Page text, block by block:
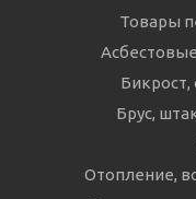
Товары
Бикрост,
Брус,
Отопление,